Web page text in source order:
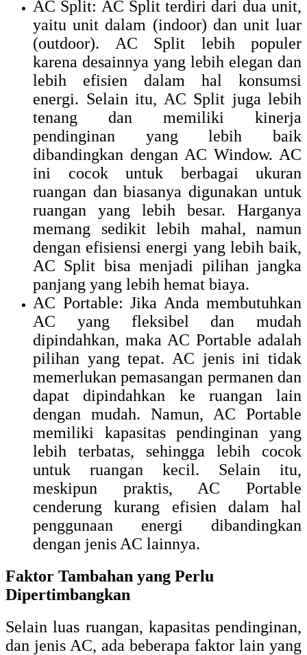
AC Split: AC Split terdiri dari dua unit,
yaitu unit dalam (indoor) dan unit luar
(outdoor). AC Split lebih populer
karena desainnya yang lebih elegan dan
lebih efisien dalam hal konsumsi
energi. Selain itu, AC Split juga lebih
tenang dan memiliki kinerja
pendinginan yang lebih baik
dibandingkan dengan AC Window. AC
ini cocok untuk berbagai ukuran
ruangan dan biasanya digunakan untuk
ruangan yang lebih besar. Harganya
memang sedikit lebih mahal, namun
dengan efisiensi energi yang lebih baik,
AC Split bisa menjadi pilihan jangka
panjang yang lebih hemat biaya.
AC Portable: Jika Anda membutuhkan
AC yang fleksibel dan mudah
dipindahkan, maka AC Portable adalah
pilihan yang tepat. AC jenis ini tidak
memerlukan pemasangan permanen dan
dapat dipindahkan ke ruangan lain
dengan mudah. Namun, AC Portable
memiliki kapasitas pendinginan yang
lebih terbatas, sehingga lebih cocok
untuk ruangan kecil. Selain itu,
meskipun praktis, AC Portable
cenderung kurang efisien dalam hal
penggunaan energi dibandingkan
dengan jenis AC lainnya.
Faktor Tambahan yang Perlu
Dipertimbangkan
Selain luas ruangan, kapasitas pendinginan,
dan jenis AC, ada beberapa faktor lain yang